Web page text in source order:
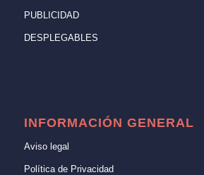
PUBLICIDAD
DESPLEGABLES
INFORMACIÓN GENERAL
Aviso legal
Política de Privacidad